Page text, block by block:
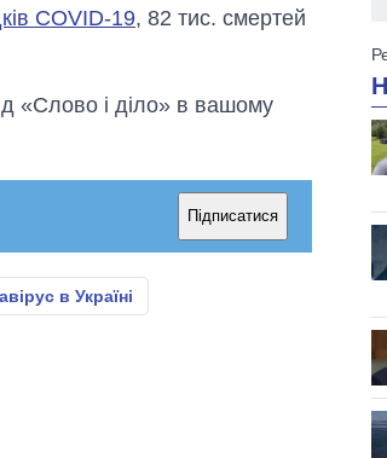
COVID-19, 82 тис. смертей
«Слово і діло» в вашому
Підписатися
в Україні